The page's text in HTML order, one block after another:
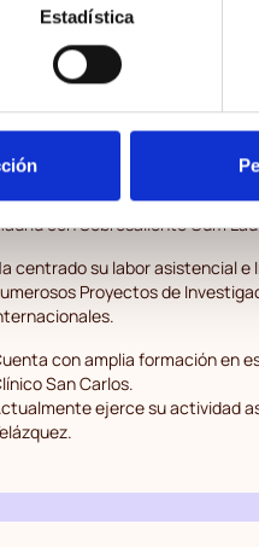
Estadística
Ginecóloga y
información
en Medicina por la
Hospital Clínico San Carlos de
con Sobresaliente Cum
centrado su labor asistencial
Proyectos de
con amplia formación en
San Carlos.
ejerce su actividad